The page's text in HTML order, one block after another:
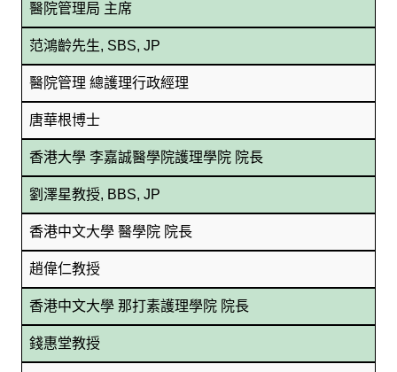
醫院管理局 主席
范鴻齡先生, SBS, JP
醫院管理 總護理行政經理
唐華根博士
香港大學 李嘉誠醫學院護理學院 院長
劉澤星教授, BBS, JP
香港中文大學 醫學院 院長
趙偉仁教授
香港中文大學 那打素護理學院 院長
錢惠堂教授